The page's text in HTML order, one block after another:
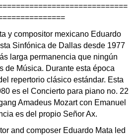
y compositor mexicano Eduardo
Sinfónica de Dallas desde 1977
larga permanencia que ningún
de Música. Durante esta época
repertorio clásico estándar. Esta
es el Concierto para piano no. 22
Amadeus Mozart con Emanuel
es del propio Señor Ax.
and composer Eduardo Mata led